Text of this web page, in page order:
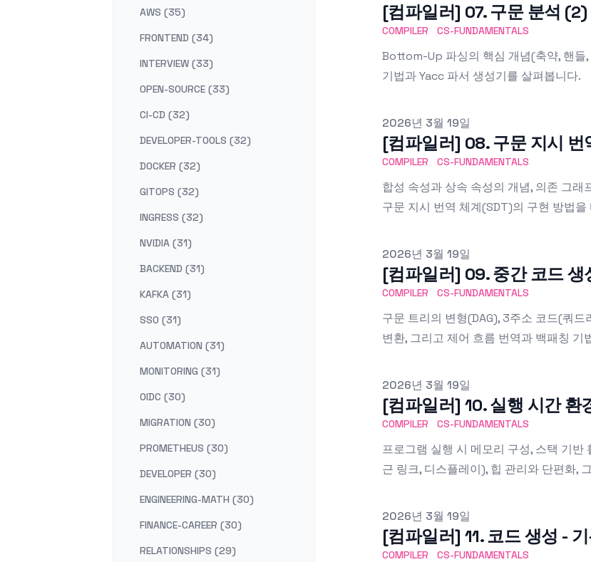
AWS (35)
FRONTEND (34)
INTERVIEW (33)
OPEN-SOURCE (33)
CI-CD (32)
DEVELOPER-TOOLS (32)
DOCKER (32)
GITOPS (32)
INGRESS (32)
NVIDIA (31)
BACKEND (31)
KAFKA (31)
SSO (31)
AUTOMATION (31)
MONITORING (31)
OIDC (30)
MIGRATION (30)
PROMETHEUS (30)
DEVELOPER (30)
ENGINEERING-MATH (30)
FINANCE-CAREER (30)
RELATIONSHIPS (29)
[컴파일러] 07. 구문 분석
COMPILER CS-FUNDAMENTALS
Bottom-Up 파싱의 핵심 개념(축약, 핸들,
기법과 Yacc 파서 생성기를 살펴봅니다.
Published on
2026년 3월 19일
[컴파일러] 08. 구문 지시 번
COMPILER CS-FUNDAMENTALS
합성 속성과 상속 속성의 개념, 의존 그
구문 지시 번역 체계(SDT)의 구현 방법을
Published on
2026년 3월 19일
[컴파일러] 09. 중간 코드
COMPILER CS-FUNDAMENTALS
구문 트리의 변형(DAG), 3주소 코드(쿼드
변환, 그리고 제어 흐름 번역과 백패칭 기
Published on
2026년 3월 19일
[컴파일러] 10. 실행 시간 환
COMPILER CS-FUNDAMENTALS
프로그램 실행 시 메모리 구성, 스택 기
근 링크, 디스플레이), 힙 관리와 단편화,
Published on
2026년 3월 19일
[컴파일러] 11. 코드 생성 -
COMPILER CS-FUNDAMENTALS